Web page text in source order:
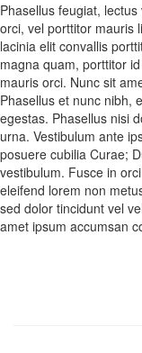
Phasellus feugiat,
orci, vel porttitor mauris
lacinia elit convallis
magna quam, porttitor
mauris orci. Nunc sit
Phasellus et nunc nibh,
egestas. Phasellus nisi
urna. Vestibulum ante
posuere cubilia Curae;
vestibulum. Fusce in
eleifend lorem non
sed dolor tincidunt vel
amet ipsum accumsan